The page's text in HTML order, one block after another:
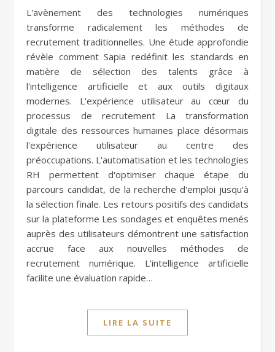
L'avènement des technologies numériques
transforme radicalement les méthodes de
recrutement traditionnelles. Une étude approfondie
révèle comment Sapia redéfinit les standards en
matière de sélection des talents grâce à
l'intelligence artificielle et aux outils digitaux
modernes. L'expérience utilisateur au cœur du
processus de recrutement La transformation
digitale des ressources humaines place désormais
l'expérience utilisateur au centre des
préoccupations. L'automatisation et les technologies
RH permettent d'optimiser chaque étape du
parcours candidat, de la recherche d'emploi jusqu'à
la sélection finale. Les retours positifs des candidats
sur la plateforme Les sondages et enquêtes menés
auprès des utilisateurs démontrent une satisfaction
accrue face aux nouvelles méthodes de
recrutement numérique. L'intelligence artificielle
facilite une évaluation rapide…
LIRE LA SUITE